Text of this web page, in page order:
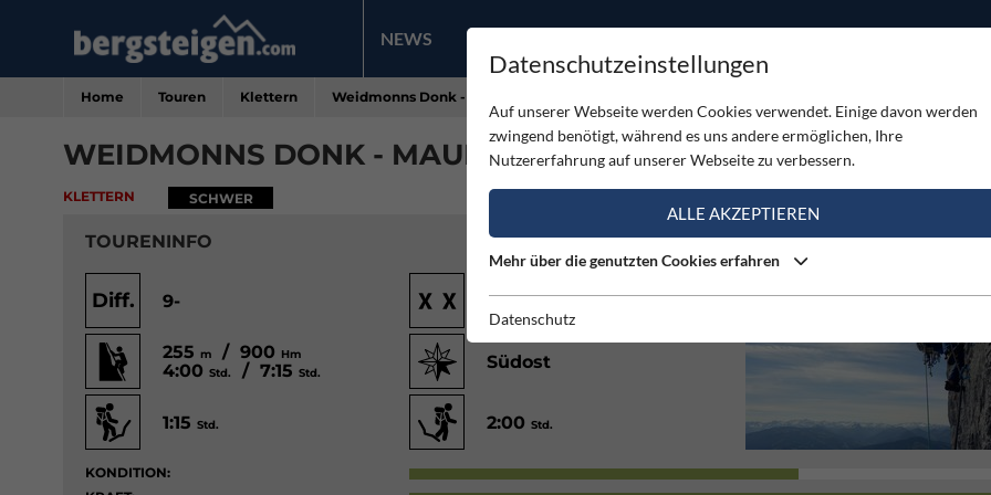
NEWS PRODUKTE
Home Touren Klettern Weidmonns Donk - Maukspitze
WEIDMONNS DONK - MAUKSPITZE
KLETTERN SCHWER
TOURENINFO
Diff. 9- Mittel
255m / 900 Hm
4:00Std. / 7:15Std.
Südost
1:15Std. 2:00Std.
KONDITION:
Datenschutzeinstellungen
Auf unserer Webseite werden Cookies verwendet. Einige davon werden
zwingend benötigt, während es uns andere ermöglichen, Ihre
Nutzererfahrung auf unserer Webseite zu verbessern.
ALLE AKZEPTIEREN
Mehr über die genutzten Cookies erfahren
Datenschutz